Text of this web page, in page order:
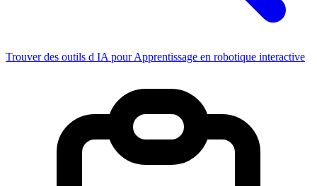
Trouver des outils d IA pour Apprentissage en robotique interactive